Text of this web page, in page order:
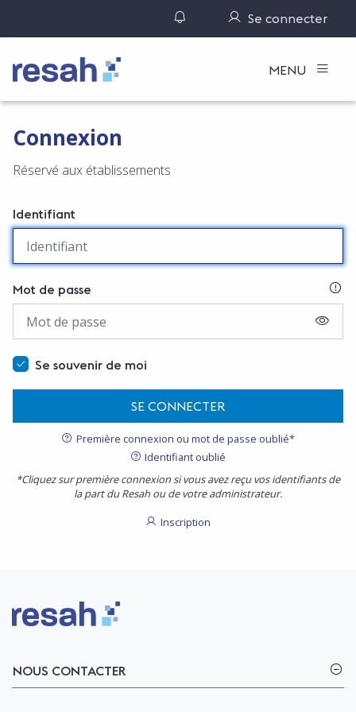
Gérer ses notifications
Se connecter
Logo Resah MENU
Connexion
Réservé aux établissements
Identifiant
Mot de passe
Se souvenir de moi
SE CONNECTER
Première connexion ou mot de passe oublié*
Identifiant oublié
*Cliquez sur première connexion si vous avez reçu vos identifiants de
la part du Resah ou de votre administrateur.
Inscription
Logo Resah
NOUS CONTACTER